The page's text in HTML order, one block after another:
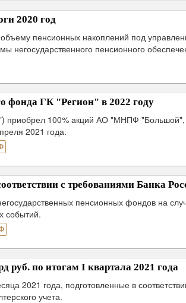
2020 год
пенсионных накоплений под
негосударственного пенсионного
фонда ГК "Регион" в 2022 году
приобрел 100% акций АО "МНПФ "Большой",
2021 года.
с требованиями Банка
пенсионных фондов на
событий.
по итогам I квартала 2021 года
2021 года, подготовленные в
учета.